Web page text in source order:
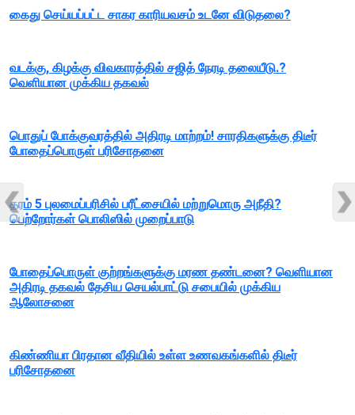
கைது செய்யப்பட்ட சாகர காரியவசம் உடனே விடுதலை?
வடக்கு, கிழக்கு விவகாரத்தில் சஜித் நேரடி தலையீடு.?
வெளியான முக்கிய தகவல்
பொதுப் போக்குவரத்தில் அதிரடி மாற்றம்! சாரதிகளுக்கு திடீர்
போதைப்பொருள் பரிசோதனை
தரம் 5 புலமைப்பரிசில் பரீட்சையில் மற்றுமொரு அநீதி?
பெற்றோர்கள் பொலிஸில் முறைப்பாடு
போதைப்பொருள் குற்றங்களுக்கு மரண தண்டனை? வெளியான
அதிரடி தகவல் தேசிய செயல்பாட்டு சபையில் முக்கிய
ஆலோசனை
கிண்ணியா பிரதான வீதியில் உள்ள உணவகங்களில் திடீர்
பரிசோதனை